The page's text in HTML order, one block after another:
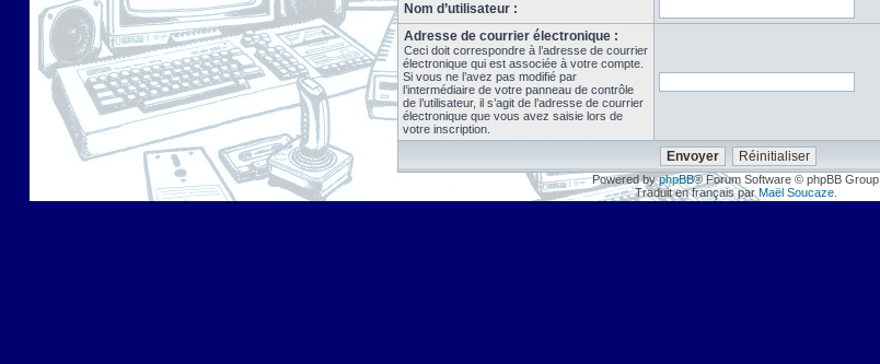
Nom d’utilisateur :
Adresse de courrier électronique :
Ceci doit correspondre à l’adresse de courrier
électronique qui est associée à votre compte.
Si vous ne l’avez pas modifié par
l’intermédiaire de votre panneau de contrôle
de l’utilisateur, il s’agit de l’adresse de courrier
électronique que vous avez saisie lors de
votre inscription.
Powered byphpBB® Forum Software © phpBB Group
Traduit en français par Maël Soucaze.